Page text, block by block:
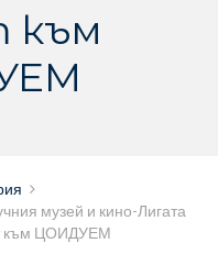
към
музей и кино-Лигата
към ЦОИДУЕМ